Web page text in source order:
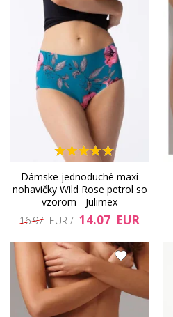
Dámske jednoduché maxi
nohavičky Wild Rose petrol so
vzorom - Julimex
16.97 EUR / 14.07 EUR